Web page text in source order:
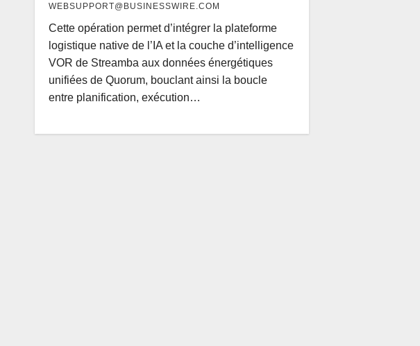
WEBSUPPORT@BUSINESSWIRE.COM
Cette opération permet d’intégrer la plateforme
logistique native de l’IA et la couche d’intelligence
VOR de Streamba aux données énergétiques
unifiées de Quorum, bouclant ainsi la boucle
entre planification, exécution…